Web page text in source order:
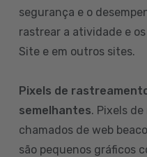
segurança e o
rastrear a atividade e
Site e em outros sites.
Pixels de
semelhantes. Pixels
chamados de web
são pequenos gráficos